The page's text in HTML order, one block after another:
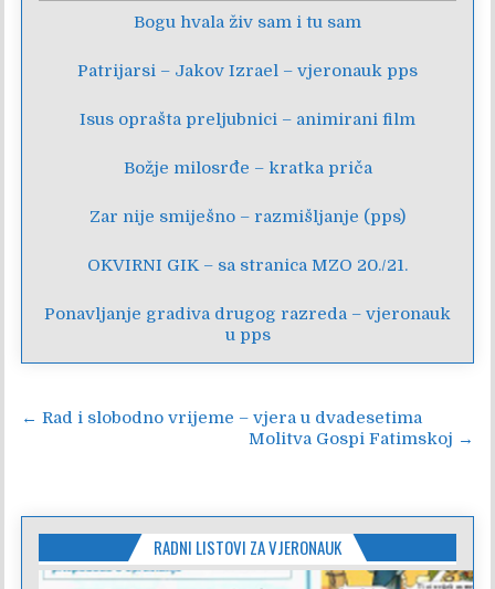
Bogu hvala živ sam i tu sam
Patrijarsi – Jakov Izrael – vjeronauk pps
Isus oprašta preljubnici – animirani film
Božje milosrđe – kratka priča
Zar nije smiješno – razmišljanje (pps)
OKVIRNI GIK – sa stranica MZO 20./21.
Ponavljanje gradiva drugog razreda – vjeronauk
u pps
Navigacija
← Rad i slobodno vrijeme – vjera u dvadesetima
Molitva Gospi Fatimskoj →
RADNI LISTOVI ZA VJERONAUK